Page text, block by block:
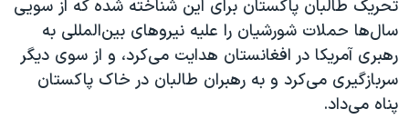
تحریک طالبان پاکستان برای این شناخته شده که از سویی
سال‌ها حملات شورشیان را علیه نیروهای بین‌المللی به
رهبری آمریکا در افغانستان هدایت می‌کرد، و از سوی دیگر
سربازگیری می‌کرد و به رهبران طالبان در خاک پاکستان
پناه می‌داد.